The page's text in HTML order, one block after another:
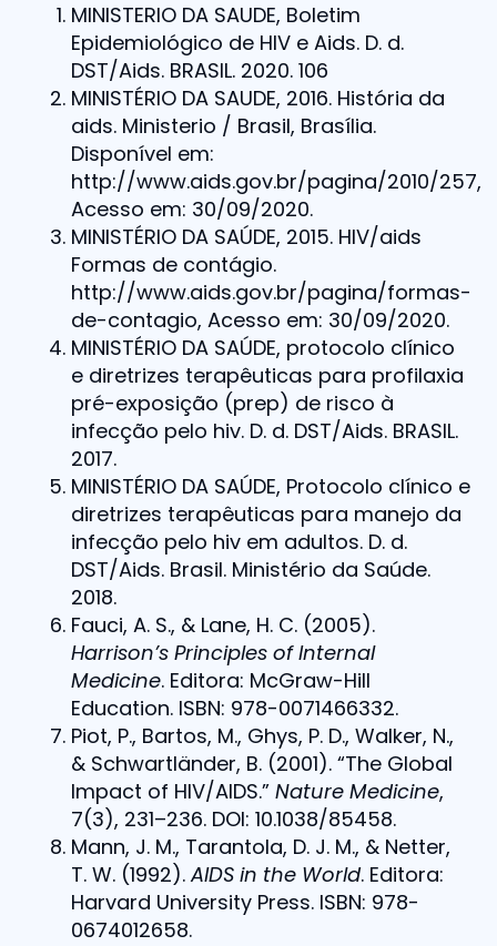
MINISTERIO DA SAUDE, Boletim
Epidemiológico de HIV e Aids. D. d.
DST/Aids. BRASIL. 2020. 106
MINISTÉRIO DA SAUDE, 2016. História da
aids. Ministerio / Brasil, Brasília.
Disponível em:
http://www.aids.gov.br/pagina/2010/257,
Acesso em: 30/09/2020.
MINISTÉRIO DA SAÚDE, 2015. HIV/aids
Formas de contágio.
http://www.aids.gov.br/pagina/formas-
de-contagio, Acesso em: 30/09/2020.
MINISTÉRIO DA SAÚDE, protocolo clínico
e diretrizes terapêuticas para profilaxia
pré-exposição (prep) de risco à
infecção pelo hiv. D. d. DST/Aids. BRASIL.
2017.
MINISTÉRIO DA SAÚDE, Protocolo clínico e
diretrizes terapêuticas para manejo da
infecção pelo hiv em adultos. D. d.
DST/Aids. Brasil. Ministério da Saúde.
2018.
Fauci, A. S., & Lane, H. C. (2005).
Harrison’s Principles of Internal
Medicine. Editora: McGraw-Hill
Education. ISBN: 978-0071466332.
Piot, P., Bartos, M., Ghys, P. D., Walker, N.,
& Schwartländer, B. (2001). “The Global
Impact of HIV/AIDS.” Nature Medicine,
7(3), 231–236. DOI: 10.1038/85458.
Mann, J. M., Tarantola, D. J. M., & Netter,
T. W. (1992).AIDS in the World. Editora:
Harvard University Press. ISBN: 978-
0674012658.